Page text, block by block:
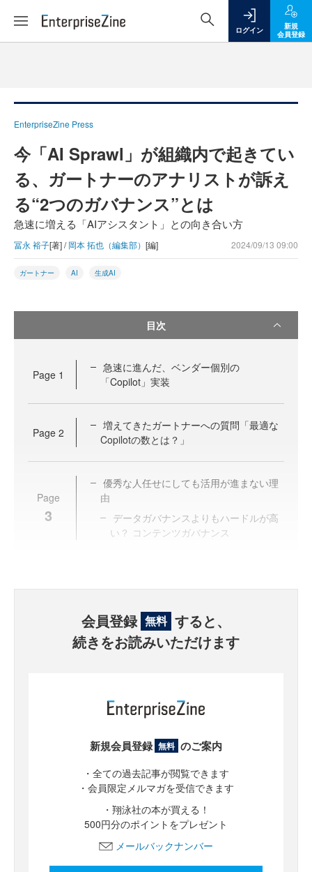
ログイン
新規
会員登録
EnterpriseZine Press
今「AI Sprawl」が組織内で起きてい
る、ガートナーのアナリストが訴え
る“2つのガバナンス”とは
急速に増える「AIアシスタント」との向き合い方
冨永 裕子[著] /岡本 拓也（編集部） [編] 2024/09/13 09:00
ガートナー AI 生成AI
目次
Page 1
急速に進んだ、ベンダー個別の
「Copilot」実装
Page 2
増えてきたガートナーへの質問「最適な
Copilotの数とは？」
Page
3
優秀な人任せにしても活用が進まない理
由
データガバナンスよりもハードルが高
い？ コンテンツガバナンス
会員登録 無料 すると、
続きをお読みいただけます
新規会員登録 無料 のご案内
・全ての過去記事が閲覧できます
・会員限定メルマガを受信できます
・翔泳社の本が買える！
500円分のポイントをプレゼント
メールバックナンバー